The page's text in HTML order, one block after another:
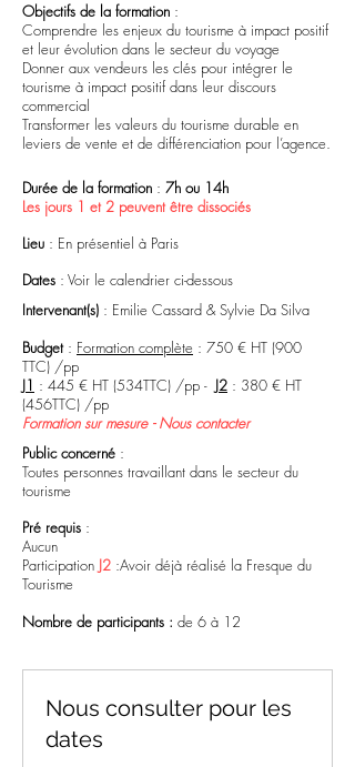
Objectifs de la formation :
Comprendre les enjeux du tourisme à impact positif
et leur évolution dans le secteur du voyage
Donner aux vendeurs les clés pour intégrer le
tourisme à impact positif dans leur discours
commercial
Transformer les valeurs du tourisme durable en
leviers de vente et de différenciation pour l’agence.
Durée de la formation : 7h ou 14h
Les jours 1 et 2 peuvent être dissociés
Lieu : En présentiel à Paris
Dates : Voir le calendrier ci-dessous
Intervenant(s) : Emilie Cassard & Sylvie Da Silva
Budget : Formation complète : 750 € HT (900
TTC) /pp
J1 : 445 € HT (534TTC) /pp - J2 : 380 € HT
(456TTC) /pp
Formation sur mesure - Nous contacter
Public concerné :
Toutes personnes travaillant dans le secteur du
tourisme
Pré requis :
Aucun
Participation J2 :Avoir déjà réalisé la Fresque du
Tourisme
Nombre de participants : de 6 à 12
Nous consulter pour les
dates